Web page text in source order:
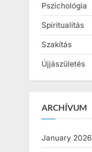
Pszichológia
Spiritualitás
Szakítás
Újjászületés
ARCHÍVUM
January 2026